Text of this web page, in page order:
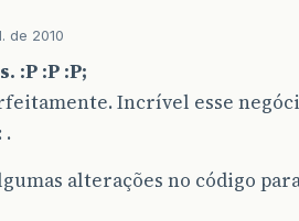
}
= coluna
;
[][] linha
de 2010
:P :P :P;
Incrível esse
alterações no código